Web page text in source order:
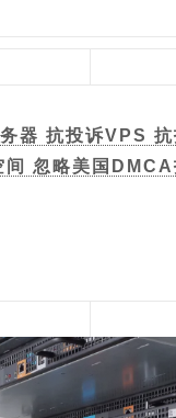
器 抗投诉VPS
间 忽略美国DMCA